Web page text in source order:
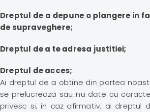
Dreptul de a depune o plangere in
de supraveghere;
Dreptul de a te adresa justitiei;
Dreptul de acces;
Ai dreptul de a obtine din partea
se prelucreaza sau nu date cu
privesc si, in caz afirmativ, ai dreptul